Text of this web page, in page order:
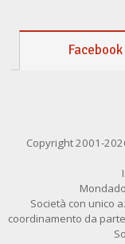
Facebook
Copyright 2001-
Società con unico
coordinamento da